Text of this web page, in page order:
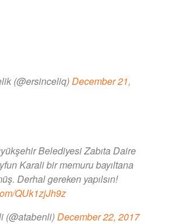
(@ersinceliq)December 21,
Belediyesi Zabıta Daire
Karali bir memuru bayıltana
Derhal gereken yapılsın!
QUk1zjJh9z
(@atabenli) December 22, 2017